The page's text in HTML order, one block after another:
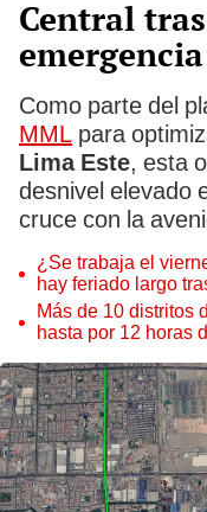
Central
Como parte del
MML para
Lima Este, esta
desnivel elevado
cruce con la
¿Se trabaja el
hay feriado largo
Más de 10 distritos
hasta por 12 horas